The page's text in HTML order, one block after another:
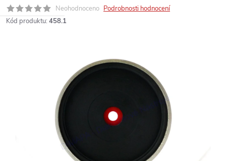
Neohodnoceno Podrobnosti hodnocení
Kód produktu: 458.1